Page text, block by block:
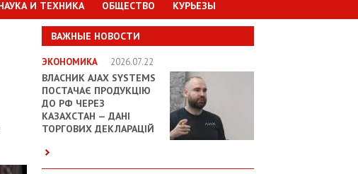
И ТЕХНИКА ОБЩЕСТВО КУРЬЕЗЫ
ВАЖНЫЕ НОВОСТИ
ЭКОНОМИКА 2026.07.22
ВЛАСНИК AJAX SYSTEMS
ПОСТАЧАЄ ПРОДУКЦІЮ
ДО РФ ЧЕРЕЗ
КАЗАХСТАН — ДАНІ
ТОРГОВИХ ДЕКЛАРАЦІЙ